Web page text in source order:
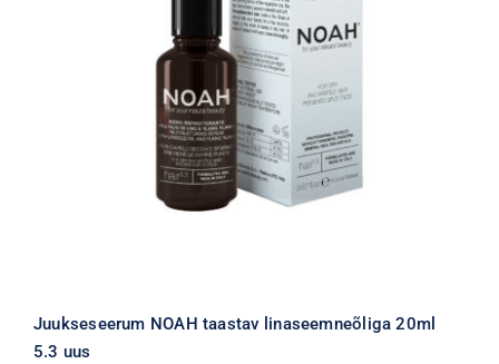
Juukseseerum NOAH taastav linaseemneõliga 20ml
5.3 uus